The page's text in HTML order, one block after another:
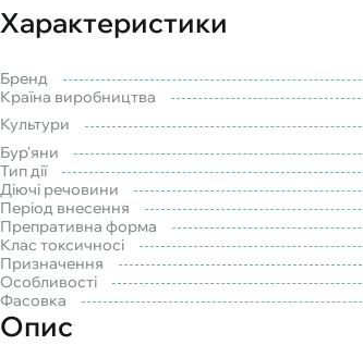
Характеристики
Бренд
Країна виробництва
Культури
Бур'яни
Тип дії
Діючі речовини
Період внесення
Препративна форма
Клас токсичносі
Призначення
Особливості
Фасовка
Опис